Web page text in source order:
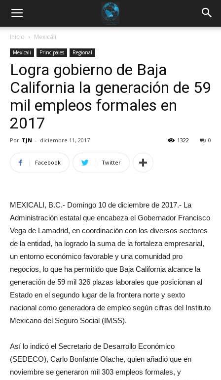
Inicio Mexicali
Mexicali Principales Regional
Logra gobierno de Baja
California la generación de 59
mil empleos formales en
2017
Por TJN - diciembre 11, 2017 0
1322
Facebook Twitter
MEXICALI, B.C.- Domingo 10 de diciembre de 2017.- La
Administración estatal que encabeza el Gobernador Francisco
Vega de Lamadrid, en coordinación con los diversos sectores
de la entidad, ha logrado la suma de la fortaleza empresarial,
un entorno económico favorable y una comunidad pro
negocios, lo que ha permitido que Baja California alcance la
generación de 59 mil 326 plazas laborales que posicionan al
Estado en el segundo lugar de la frontera norte y sexto
nacional como generadora de empleo según cifras del Instituto
Mexicano del Seguro Social (IMSS).
Así lo indicó el Secretario de Desarrollo Económico
(SEDECO), Carlo Bonfante Olache, quien añadió que en
noviembre se generaron mil 303 empleos formales, y